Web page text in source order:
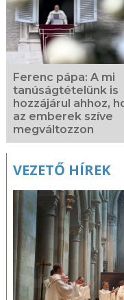
Ferenc pápa: A mi
tanúságtételünk is
hozzájárul ahhoz,
az emberek szíve
megváltozzon
VEZETŐ HÍREK